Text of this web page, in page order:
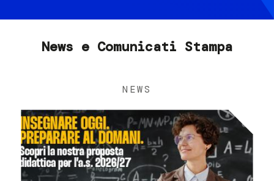
News e Comunicati Stampa
NEWS